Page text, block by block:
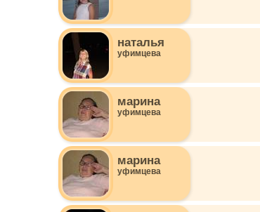
наталья
уфимцева
марина
уфимцева
марина
уфимцева